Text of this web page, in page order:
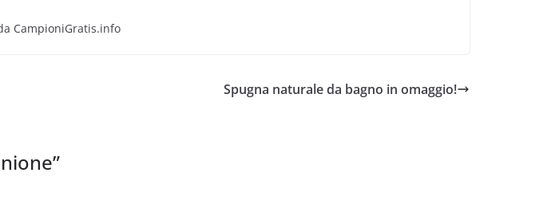
CampioniGratis.info
Spugna naturale da bagno in omaggio!
”